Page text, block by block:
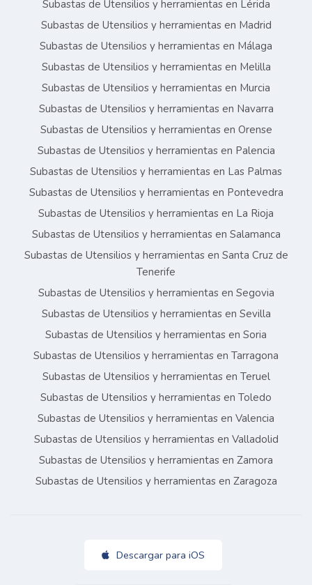
Subastas de Utensilios y herramientas en Lérida
Subastas de Utensilios y herramientas en Madrid
Subastas de Utensilios y herramientas en Málaga
Subastas de Utensilios y herramientas en Melilla
Subastas de Utensilios y herramientas en Murcia
Subastas de Utensilios y herramientas en Navarra
Subastas de Utensilios y herramientas en Orense
Subastas de Utensilios y herramientas en Palencia
Subastas de Utensilios y herramientas en Las Palmas
Subastas de Utensilios y herramientas en Pontevedra
Subastas de Utensilios y herramientas en La Rioja
Subastas de Utensilios y herramientas en Salamanca
Subastas de Utensilios y herramientas en Santa Cruz de
Tenerife
Subastas de Utensilios y herramientas en Segovia
Subastas de Utensilios y herramientas en Sevilla
Subastas de Utensilios y herramientas en Soria
Subastas de Utensilios y herramientas en Tarragona
Subastas de Utensilios y herramientas en Teruel
Subastas de Utensilios y herramientas en Toledo
Subastas de Utensilios y herramientas en Valencia
Subastas de Utensilios y herramientas en Valladolid
Subastas de Utensilios y herramientas en Zamora
Subastas de Utensilios y herramientas en Zaragoza
Descargar para iOS